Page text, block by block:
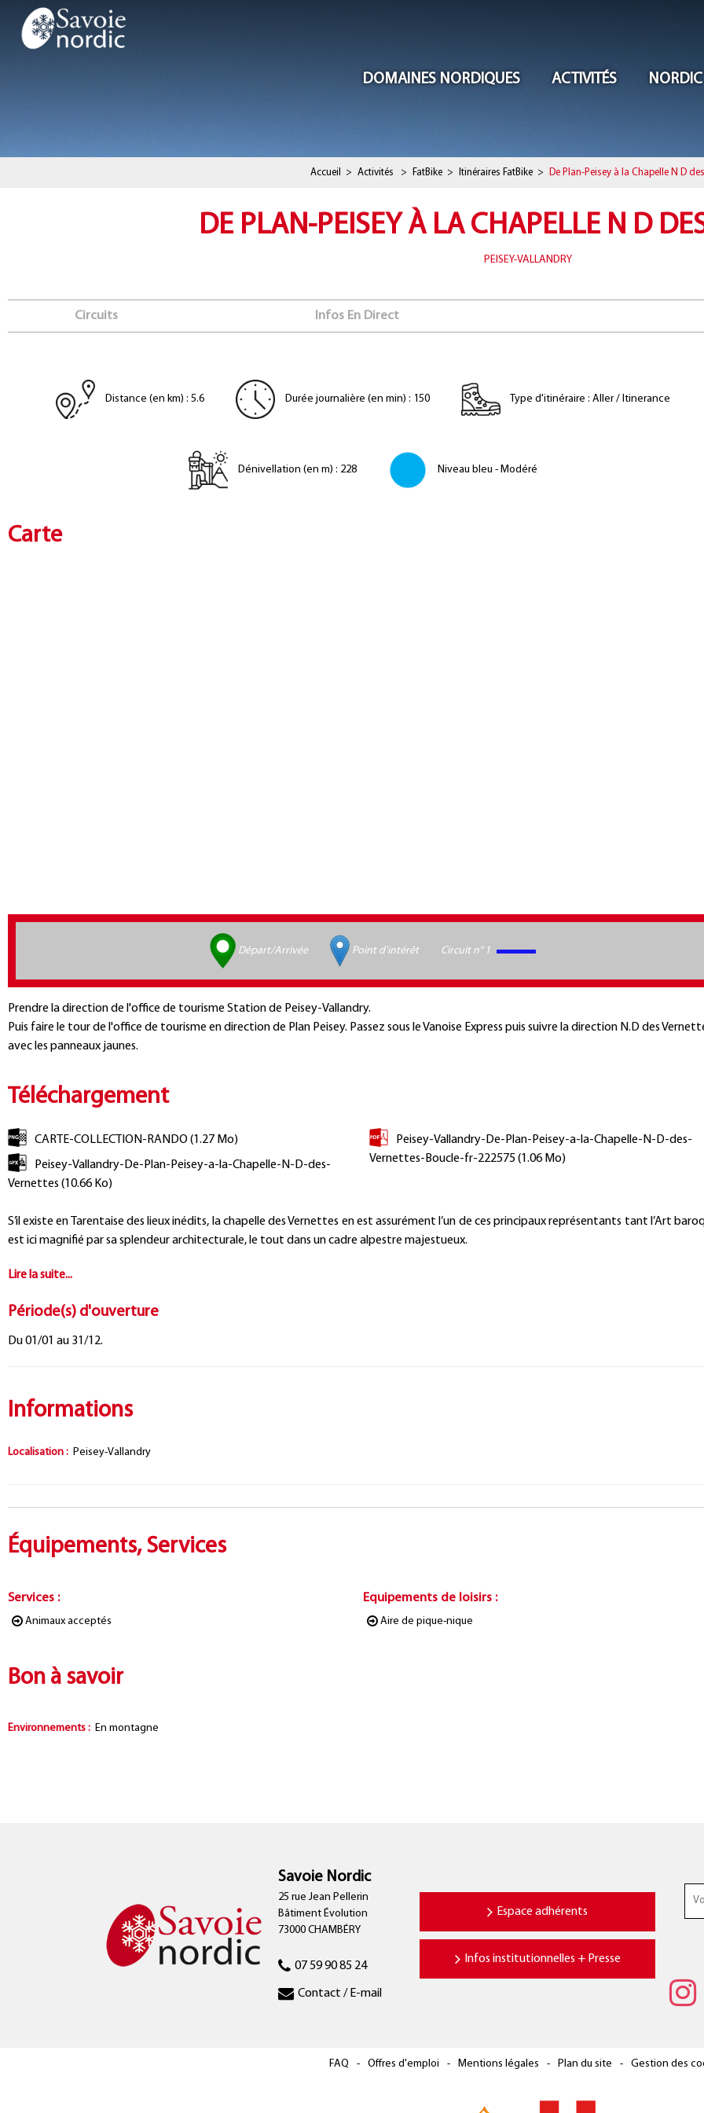
DOMAINES NORDIQUES ACTIVITÉS NORDIC
Accueil > Activités > FatBike > Itinéraires FatBike > De Plan-Peisey à la Chapelle N D
DE PLAN-PEISEY À LA CHAPELLE N D
PEISEY-VALLANDRY
Circuits Infos En Direct
Distance (en km) : 5.6 Durée journalière (en min) : 150 Type d'itinéraire : Aller / Itinerance
Dénivellation (en m) : 228 Niveau bleu - Modéré
Carte
Départ/Arrivée Point d'intérêt Circuit n° 1
Prendre la direction de l'office de tourisme Station de Peisey-Vallandry.
Puis faire le tour de l'office de tourisme en direction de Plan Peisey. Passez sous le Vanoise Express puis suivre la direction N.D des
avec les panneaux jaunes.
Téléchargement
CARTE-COLLECTION-RANDO(1.27 Mo)
Peisey-Vallandry-De-Plan-Peisey-a-la-Chapelle-N-D-des-
Vernettes (10.66 Ko)
Peisey-Vallandry-De-Plan-Peisey-a-la-Chapelle-N-D-des-
Vernettes-Boucle-fr-222575(1.06 Mo)
S’il existe en Tarentaise des lieux inédits, la chapelle des Vernettes en est assurément l’un de ces principaux représentants tant l’Art
est ici magnifié par sa splendeur architecturale, le tout dans un cadre alpestre majestueux.
Période(s) d'ouverture
Du 01/01 au 31/12.
Informations
Localisation : Peisey-Vallandry
Équipements, Services
Services :
Animaux acceptés
Equipements de loisirs :
Aire de pique-nique
Bon à savoir
Environnements : En montagne
Savoie Nordic
25 rue Jean Pellerin
Bâtiment Évolution
73000 CHAMBÉRY
07 59 90 85 24
Contact / E-mail
Espace adhérents
Infos institutionnelles + Presse
FAQ Offres d'emploi Mentions légales Plan du site Gestion des